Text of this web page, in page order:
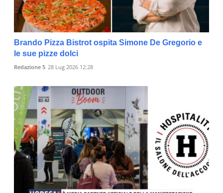
Brando Pizza Bistrot ospita Simone De Gregorio e
le sue pizze dolci
Redazione 5 28 Lug 2026 12:28